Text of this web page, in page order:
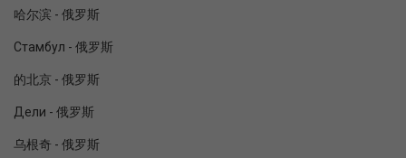
哈尔滨 - 俄罗斯
Стамбул - 俄罗斯
的北京 - 俄罗斯
Дели - 俄罗斯
乌根奇 - 俄罗斯